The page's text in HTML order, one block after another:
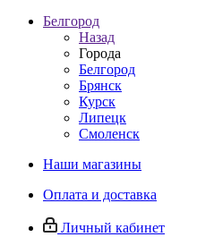
Белгород
Назад
Города
Белгород
Брянск
Курск
Липецк
Смоленск
Наши магазины
Оплата и доставка
Личный кабинет